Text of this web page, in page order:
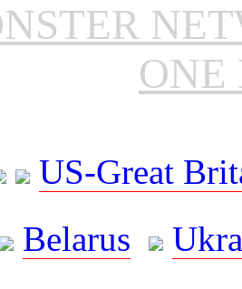
ONE
US-Great
Belarus